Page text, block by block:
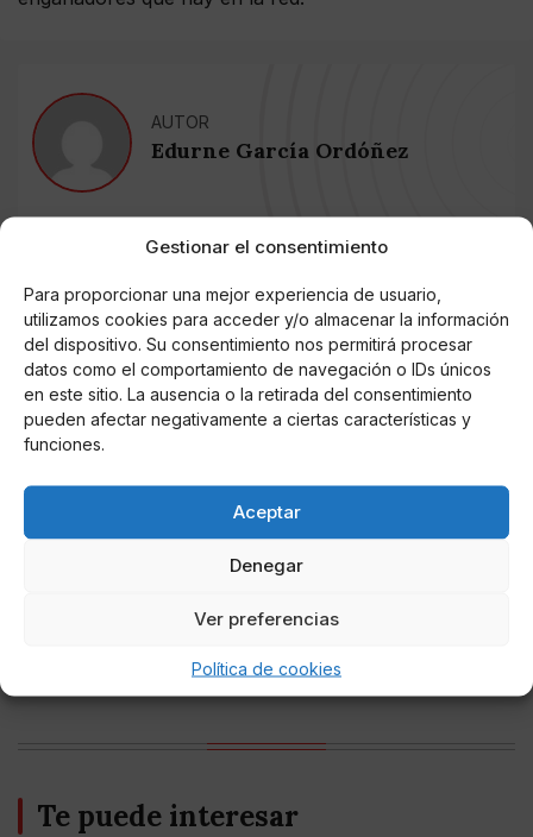
Gestionar el consentimiento
Para proporcionar una mejor experiencia de usuario,
utilizamos cookies para acceder y/o almacenar la información
del dispositivo. Su consentimiento nos permitirá procesar
datos como el comportamiento de navegación o IDs únicos
en este sitio. La ausencia o la retirada del consentimiento
pueden afectar negativamente a ciertas características y
funciones.
Aceptar
Denegar
Ver preferencias
Política de cookies
AUTOR
Edurne García Ordóñez
Noticias relacionadas
Online Casino
Mejores Cripto Casinos Online en
Colombia 2025: Bitcoin Casinos
Online Casino
Mejores Casinos Online con Bitcoin y
Online Casino
Mejores casinos online con
criptomonedas y Bitcoin en México 2025
Entretenimiento
Europea
Te puede interesar